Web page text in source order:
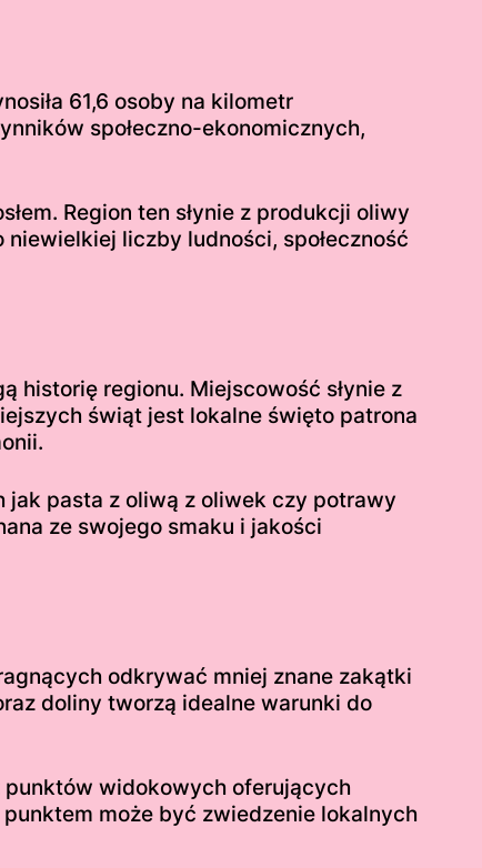
61,6 osoby na kilometr
społeczno-ekonomicznych,
Region ten słynie z produkcji oliwy
liczby ludności, społeczność
historię regionu. Miejscowość słynie z
świąt jest lokalne święto patrona
jak pasta z oliwą z oliwek czy potrawy
ze swojego smaku i jakości
odkrywać mniej znane zakątki
doliny tworzą idealne warunki do
widokowych oferujących
może być zwiedzenie lokalnych